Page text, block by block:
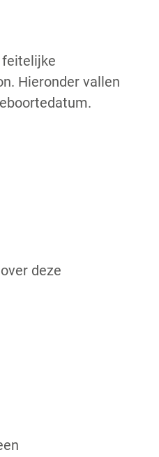
feitelijke
Hieronder vallen
deze